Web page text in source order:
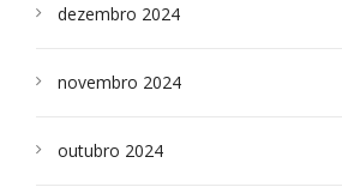
dezembro 2024
novembro 2024
outubro 2024